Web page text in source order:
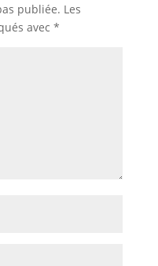
publiée. Les
avec *